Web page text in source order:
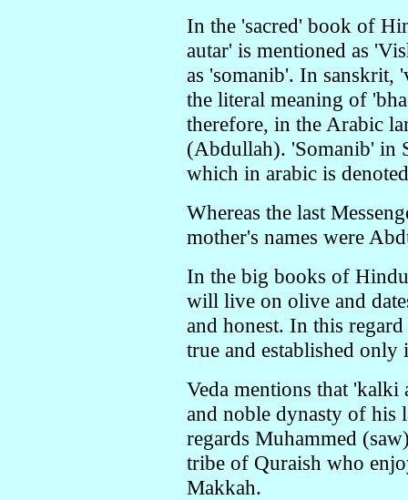
In the 'sacred' book of
autar' is mentioned as
as 'somanib'. In sanskrit,
the literal meaning of
therefore, in the Arabic
(Abdullah). 'Somanib' in
which in arabic is
Whereas the last
mother's names were
In the big books of
will live on olive and
and honest. In this
true and established
Veda mentions that
and noble dynasty of his
regards Muhammed
tribe of Quraish who
Makkah.